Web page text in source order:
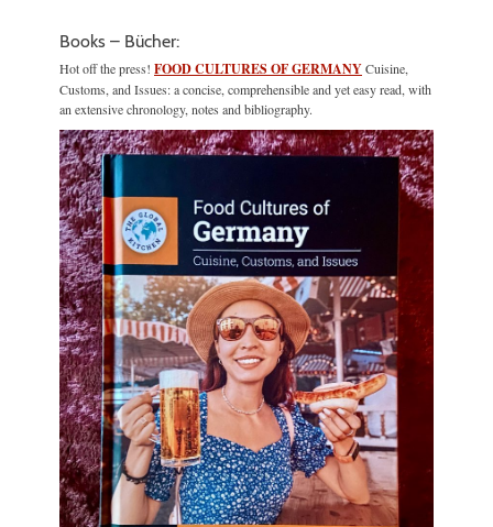
Books – Bücher:
Hot off the press! FOOD CULTURES OF GERMANYCuisine,
Customs, and Issues: a concise, comprehensible and yet easy read, with
an extensive chronology, notes and bibliography.